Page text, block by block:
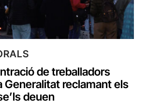
de treballadors
Generalitat reclamant els
deuen